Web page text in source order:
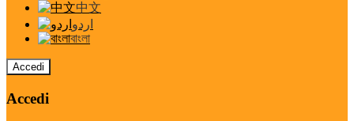
中文
اردو
বাংলা
Accedi
Accedi